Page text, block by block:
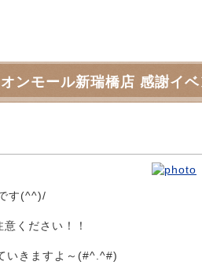
ンモール新瑞橋店 感謝イ
す(^^)/
ください！！
いきますよ～(#^.^#)